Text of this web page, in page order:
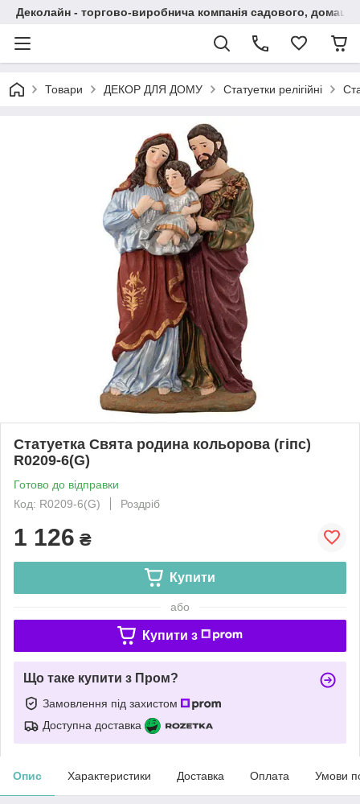
Деколайн - торгово-виробнича компанія садового,
Товари ДЕКОР ДЛЯ ДОМУ Статуетки релігійні
Статуетка Свята родина кольорова (гіпс)
R0209-6(G)
Готово до відправки
Код: R0209-6(G)
Роздріб
1 126 ₴
Купити
або
Купити з
Що таке купити з Пром?
Замовлення під захистом
Доступна доставка
Опис Характеристики Доставка Оплата Умови